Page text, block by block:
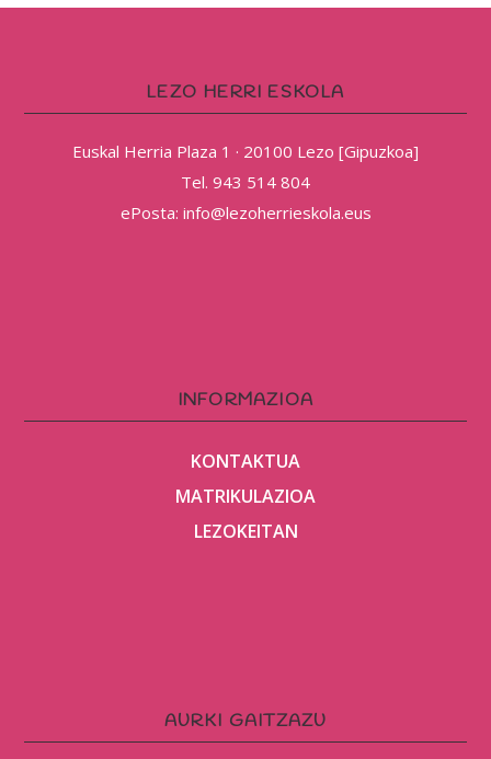
LEZO HERRI ESKOLA
Euskal Herria Plaza 1 · 20100 Lezo [Gipuzkoa]
Tel. 943 514 804
ePosta: info@lezoherrieskola.eus
INFORMAZIOA
KONTAKTUA
MATRIKULAZIOA
LEZOKEITAN
AURKI GAITZAZU